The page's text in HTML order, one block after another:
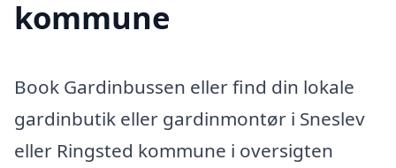
kommune
Book Gardinbussen eller find din lokale
gardinbutik eller gardinmontør i Sneslev
eller Ringsted kommune i oversigten